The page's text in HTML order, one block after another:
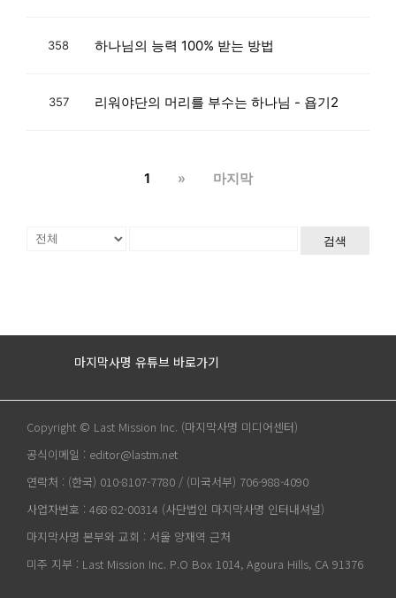
358 하나님의 능력 100% 받는 방법
357 리워야단의 머리를 부수는 하나님 - 욥기2
1 » 마지막
검색
마지막사명 유튜브 바로가기
Copyright © Last Mission Inc. (마지막사명 미디어센터)
공식이메일 : editor@lastm.net
연락처 : (한국) 010-8107-7780 / (미국서부) 706-988-4090
사업자번호 : 468-82-00314 (사단법인 마지막사명 인터내셔널)
마지막사명 본부와 교회 : 서울 양재역 근처
미주 지부 : Last Mission Inc. P.O Box 1014, Agoura Hills, CA 91376